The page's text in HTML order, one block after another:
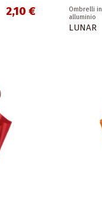
2,10 €
Ombrelli in
alluminio
LUNAR